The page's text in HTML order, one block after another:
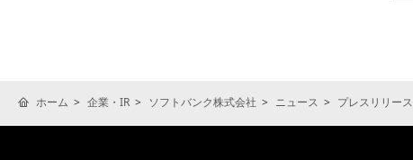
ホーム 企業・IR ソフトバンク株式会社 ニュース プレスリリース